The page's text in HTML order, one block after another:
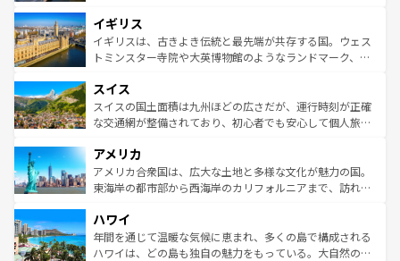
いる。シャンパンの発祥地であるランス、プロヴァンスの
香り高いラベンダー畑など、多彩な楽しみ方が可能だ。さ
らに、パリ以外の地域にも魅力が溢れており、どの街角に
れる地方に足を運ぶとそれぞれで全く異なる文化を体験で
きるだろう。 なお、新着のフランス情報はコンテンツ一覧
を参照してほしい。
顔を持つこの国は、どこを歩いても飽きることがない。ベ
ルリンの文化的活気、バイエルン州のアルプスの絶景、そ
してライン川沿いのワイン畑といった風景は必見。ビール
は、お酒好きな人にはぜひ体験してほしい。 なお、新着の
ドイツ情報はコンテンツ一覧を参照してほしい。
イギリス
イギリスは、古きよき伝統と最先端が共存する国。ウェス
トミンスター寺院や大英博物館のようなランドマーク、歴
リアごとに異なる魅力がある。また、優雅なアフタヌーン
ティー、ビール好きにはたまらない英国パブ、サッカー観
戦など、本場だからこそできる体験も豊富。イギリスを旅
ンツ一覧を参照してほしい。
スイス
スイスの国土面積は九州ほどの広さだが、運行時刻が正確
な交通網が整備されており、初心者でも安心して個人旅行
の建物がそのまま残る町や、スイスならではのユニークな
博物館もあり、アルプス観光だけでなく町歩きも満喫する
ことができる。国民の所得が高いため物価も高いが、旅行
ば市内交通費無料で観光を楽しむこともできる。 なお、新
着のスイス情報はコンテンツ一覧 を参照してほしい。
アメリカ
アメリカ合衆国は、広大な土地と多様な文化が魅力の国。
東海岸の都市部から西海岸のカリフォルニアまで、訪れる
のような巨大都市は、観光、ショッピング、エンターテイ
ンメントが詰まった刺激的なスポットだ。一方、アメリカ
西部には大自然が広がり、グランドキャニオンやイエロー
ハワイ
年間を通じて温暖な気候に恵まれ、多くの島で構成される
ハワイは、どの島も独自の魅力をもっている。大自然の神